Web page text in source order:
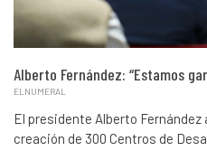
Alberto Fernández: “Estamos
ELNUMERAL
El presidente Alberto
creación de 300 Centros de